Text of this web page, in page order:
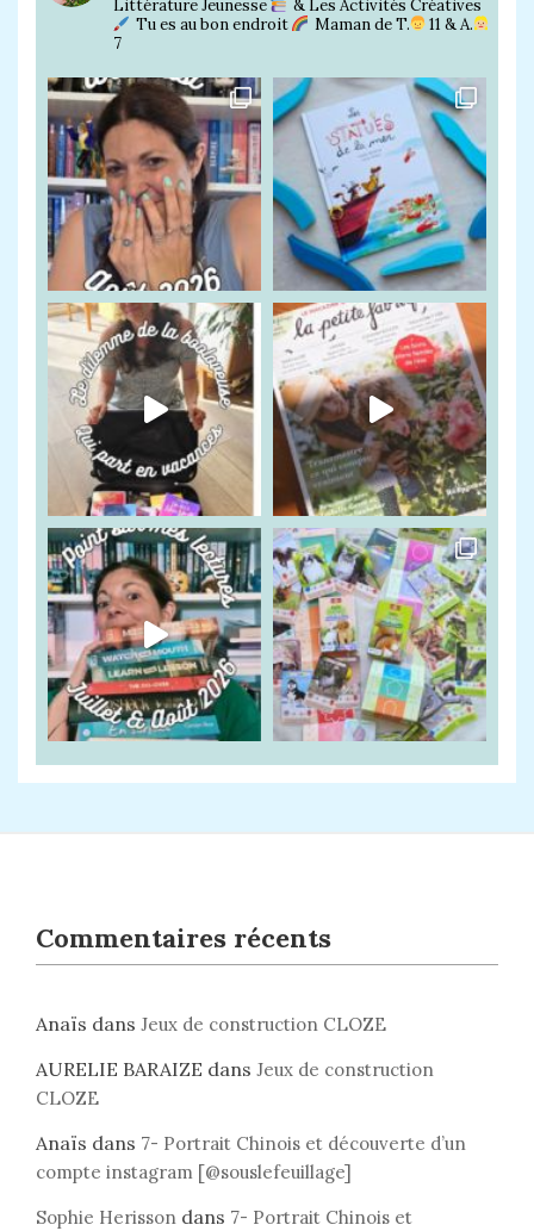
Littérature Jeunesse
& Les Activités Créatives
Tu es au bon endroit
Maman de T.
11 & A.
7
Commentaires récents
Anaïs dans Jeux de construction CLOZE
AURELIE BARAIZE dans Jeux de construction
CLOZE
Anaïs dans 7- Portrait Chinois et découverte d’un
compte instagram [@souslefeuillage]
Sophie Herisson dans 7- Portrait Chinois et